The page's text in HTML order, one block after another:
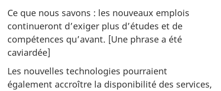
Ce que nous savons : les nouveaux emplois
continueront d’exiger plus d’études et de
compétences qu’avant. [Une phrase a été
caviardée]
Les nouvelles technologies pourraient
également accroître la disponibilité des services,